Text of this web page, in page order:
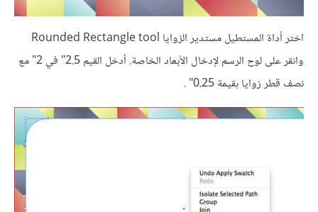
اختر أداة المستطيل مستدير الزوايا Rounded Rectangle tool
وانقر على لوح الرسم لإدخال الأبعاد الخاصة. أدخل القيم 2.5" في 2" مع
نصف قطر زوايا بقيمة 0.25" .